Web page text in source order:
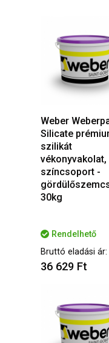
Weber
Silicate
szilikát
vékonyvakolat,
színcsoport -
30kg
Rendelhető
Bruttó eladási ár:
36 629 Ft